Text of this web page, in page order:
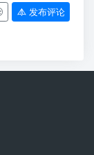
发布评论